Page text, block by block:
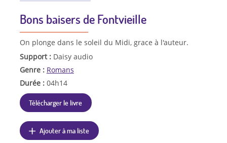
Bons baisers de Fontvieille
On plonge dans le soleil du Midi, grace à l'auteur.
Support : Daisy audio
Genre : Romans
Durée : 04h14
Télécharger le livre
Ajouter à ma liste